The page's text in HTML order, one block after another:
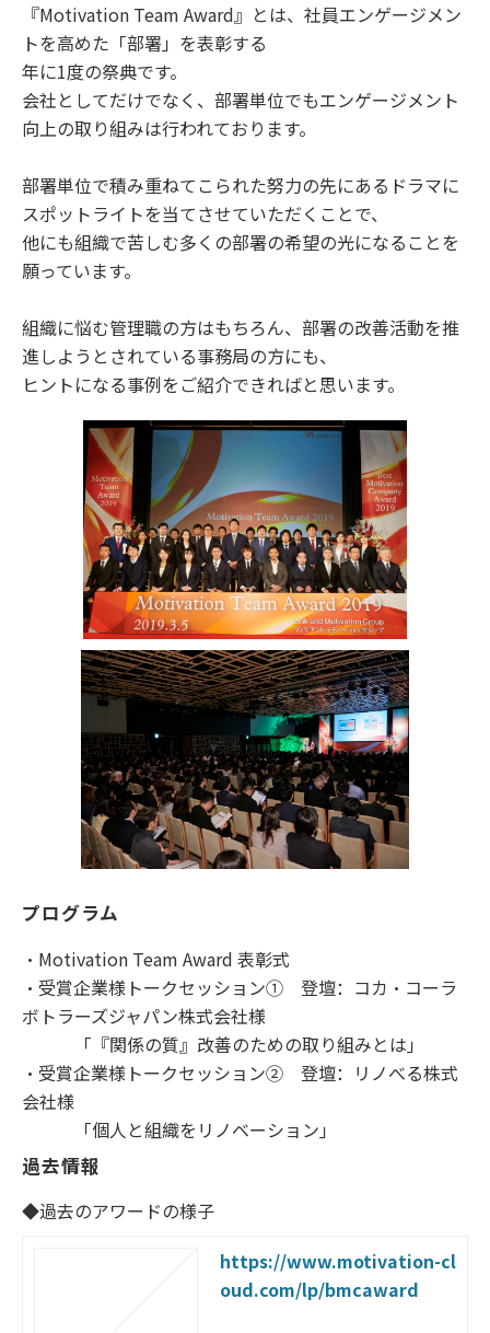
『Motivation Team Award』とは、社員エンゲージメン
トを高めた「部署」を表彰する
年に1度の祭典です。
会社としてだけでなく、部署単位でもエンゲージメント
向上の取り組みは行われております。
部署単位で積み重ねてこられた努力の先にあるドラマに
スポットライトを当てさせていただくことで、
他にも組織で苦しむ多くの部署の希望の光になることを
願っています。
組織に悩む管理職の方はもちろん、部署の改善活動を推
進しようとされている事務局の方にも、
ヒントになる事例をご紹介できればと思います。
プログラム
・Motivation Team Award 表彰式
・受賞企業様トークセッション① 登壇：コカ・コーラ
ボトラーズジャパン株式会社様
「『関係の質』改善のための取り組みとは」
・受賞企業様トークセッション② 登壇：リノべる株式
会社様
「個人と組織をリノベーション」
過去情報
◆過去のアワードの様子
https://www.motivation-cl
oud.com/lp/bmcaward